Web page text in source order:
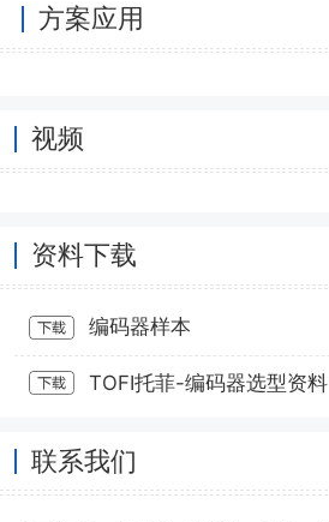
方案应用
视频
资料下载
编码器样本
TOFI托菲-编码器选型资料
联系我们